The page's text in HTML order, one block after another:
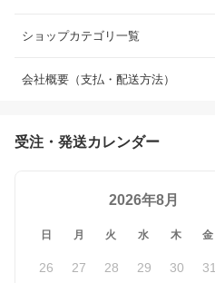
ショップカテゴリ一覧
会社概要（支払・配送方法）
受注・発送カレンダー
2026年8月
日 月 火 水 木 金
26 27 28 29 30 31